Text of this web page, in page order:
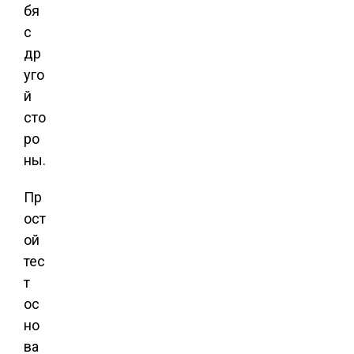
бя
с
др
уго
й
сто
ро
ны.
Пр
ост
ой
тес
т
ос
но
ва